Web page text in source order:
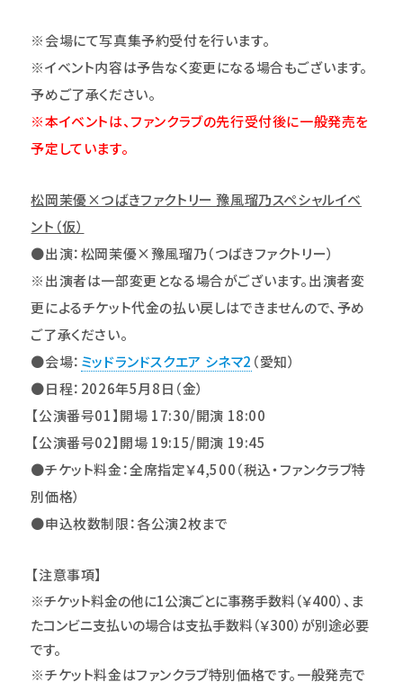
※会場にて写真集予約受付を行います。
※イベント内容は予告なく変更になる場合もございます。
予めご了承ください。
※本イベントは、ファンクラブの先行受付後に一般発売を
予定しています。
松岡茉優×つばきファクトリー 豫風瑠乃スペシャルイベ
ント（仮）
●出演：松岡茉優×豫風瑠乃（つばきファクトリー）
※出演者は一部変更となる場合がございます。出演者変
更によるチケット代金の払い戻しはできませんので、予め
ご了承ください。
●会場： ミッドランドスクエア シネマ2 （愛知）
●日程：2026年5月8日（金）
【公演番号01】開場 17:30/開演 18:00
【公演番号02】開場 19:15/開演 19:45
●チケット料金：全席指定￥4,500（税込・ファンクラブ特
別価格）
●申込枚数制限：各公演2枚まで
【注意事項】
※チケット料金の他に1公演ごとに事務手数料（￥400）、ま
たコンビニ支払いの場合は支払手数料（￥300）が別途必要
です。
※チケット料金はファンクラブ特別価格です。一般発売で